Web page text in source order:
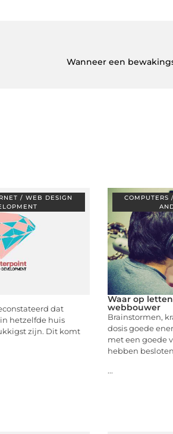
Wanneer een
/ WEB DESIGN
dat
hetzelfde huis
zijn. Dit komt
COMPUTERS
Waar op
webbouwer
Brainstormen,
dosis goede
met een goede
hebben
...